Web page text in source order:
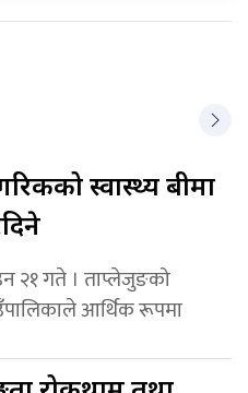
स्वास्थ्य बीमा
२१ गते । ताप्लेजुङको
आर्थिक रूपमा